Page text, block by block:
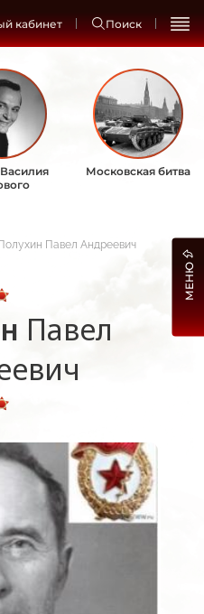
кабинет Поиск
Московская битва
Полухин Павел Андреевич
Павел
МЕНЮ